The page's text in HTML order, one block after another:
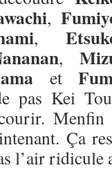
,
,
,
et
pas Kei
Ça
l’air ridicule